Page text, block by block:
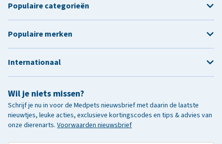
Wil je niets missen?
Schrijf je nu in voor de Medpets nieuwsbrief met daarin de laatste
nieuwtjes, leuke acties, exclusieve kortingscodes en tips & advies van
onze dierenarts. Voorwaarden nieuwsbrief
Populaire categorieën
Populaire merken
Internationaal